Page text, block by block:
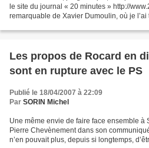
le site du journal « 20 minutes » http://
remarquable de Xavier Dumoulin, où je
Les propos de Rocard en
sont en rupture avec le PS
Publié le 18/04/2007 à 22:09
Par SORIN Michel
Une même envie de faire face ensemble à
Pierre Chevènement dans son
n’en pouvait plus, depuis si longtemps,